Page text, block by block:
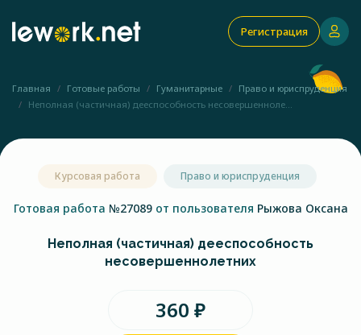
Регистрация
Главная Готовые работы Гуманитарные
Право и юриспруденция
Неполная (частичная) дееспособность несовершенноле...
Курсовая работа Право и юриспруденция
Готовая работа №27089 от пользователя Рыжова Оксана
Неполная (частичная) дееспособность
несовершеннолетних
360 ₽